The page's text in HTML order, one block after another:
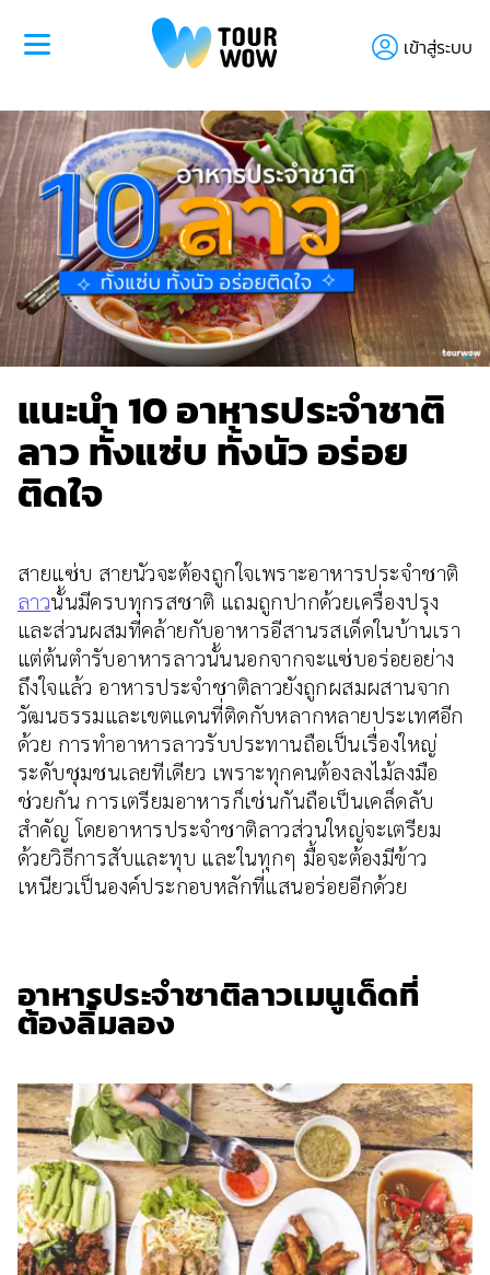
เข้าสู่ระบบ
แนะนำ 10 อาหารประจําชาติ
ลาว ทั้งแซ่บ ทั้งนัว อร่อย
ติดใจ
สายแซ่บ สายนัวจะต้องถูกใจเพราะอาหารประจําชาติ
ลาวนั้นมีครบทุกรสชาติ แถมถูกปากด้วยเครื่องปรุง
และส่วนผสมที่คล้ายกับอาหารอีสานรสเด็ดในบ้านเรา
แต่ต้นตำรับอาหารลาวนั้นนอกจากจะแซ่บอร่อยอย่าง
ถึงใจแล้ว อาหารประจำชาติลาวยังถูกผสมผสานจาก
วัฒนธรรมและเขตแดนที่ติดกับหลากหลายประเทศอีก
ด้วย การทำอาหารลาวรับประทานถือเป็นเรื่องใหญ่
ระดับชุมชนเลยทีเดียว เพราะทุกคนต้องลงไม้ลงมือ
ช่วยกัน การเตรียมอาหารก็เช่นกันถือเป็นเคล็ดลับ
สำคัญ โดยอาหารประจำชาติลาวส่วนใหญ่จะเตรียม
ด้วยวิธีการสับและทุบ และในทุกๆ มื้อจะต้องมีข้าว
เหนียวเป็นองค์ประกอบหลักที่แสนอร่อยอีกด้วย
อาหารประจําชาติลาวเมนูเด็ดที่
ต้องลิ้มลอง